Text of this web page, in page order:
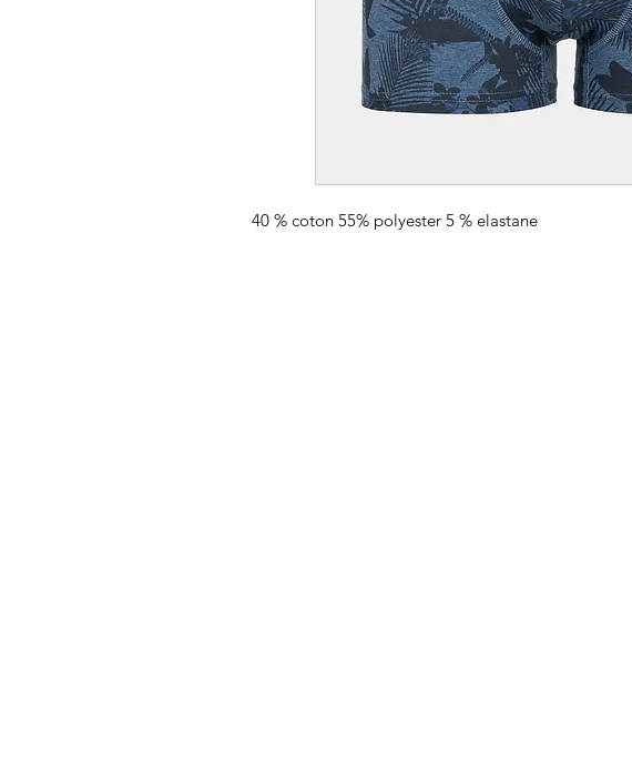
40 % coton 55% polyester 5 % elastane